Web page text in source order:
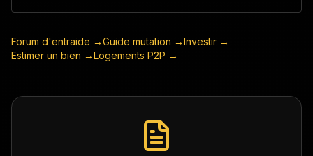
Forum d'entraide →Guide mutation →Investir →
Estimer un bien →Logements P2P →